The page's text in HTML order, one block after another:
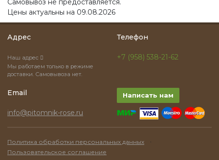
Самовывоз не предоставляется.
Цены актуальны на 09.08.2026
Адрес
Наш адрес
Мы работаем только в режиме
доставки. Самовывоза нет.
Телефон
+7 (958) 538-21-62
Email
info@pitomnik-rose.ru
Написать нам
Политика обработки персональных данных ·
Пользовательское соглашение